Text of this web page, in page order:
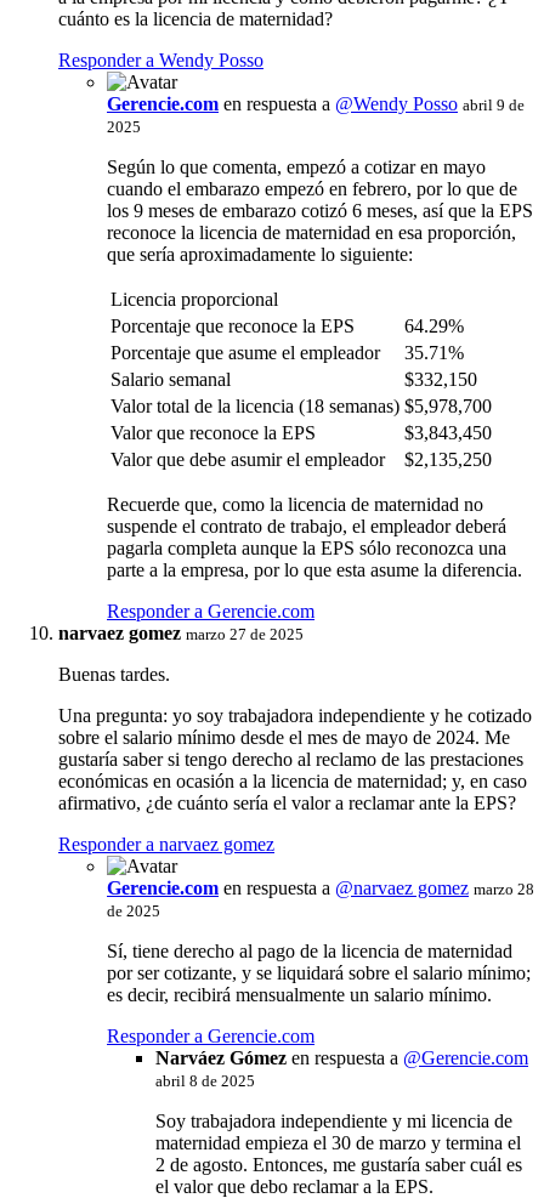
cuánto es la licencia de maternidad?
Responder a Wendy Posso
Gerencie.com en respuesta a @Wendy Posso abril 9 de
2025
Según lo que comenta, empezó a cotizar en mayo
cuando el embarazo empezó en febrero, por lo que de
los 9 meses de embarazo cotizó 6 meses, así que la EPS
reconoce la licencia de maternidad en esa proporción,
que sería aproximadamente lo siguiente:
Licencia proporcional
Porcentaje que reconoce la EPS
64.29%
Porcentaje que asume el empleador
35.71%
Salario semanal
$332,150
Valor total de la licencia (18 semanas) $5,978,700
Valor que reconoce la EPS
$3,843,450
Valor que debe asumir el empleador
$2,135,250
Recuerde que, como la licencia de maternidad no
suspende el contrato de trabajo, el empleador deberá
pagarla completa aunque la EPS sólo reconozca una
parte a la empresa, por lo que esta asume la diferencia.
Responder a Gerencie.com
narvaez gomez marzo 27 de 2025
Buenas tardes.
Una pregunta: yo soy trabajadora independiente y he cotizado
sobre el salario mínimo desde el mes de mayo de 2024. Me
gustaría saber si tengo derecho al reclamo de las prestaciones
económicas en ocasión a la licencia de maternidad; y, en caso
afirmativo, ¿de cuánto sería el valor a reclamar ante la EPS?
Responder a narvaez gomez
Gerencie.com en respuesta a @narvaez gomez marzo 28
de 2025
Sí, tiene derecho al pago de la licencia de maternidad
por ser cotizante, y se liquidará sobre el salario mínimo;
es decir, recibirá mensualmente un salario mínimo.
Responder a Gerencie.com
Narváez Gómez en respuesta a @Gerencie.com
abril 8 de 2025
Soy trabajadora independiente y mi licencia de
maternidad empieza el 30 de marzo y termina el
2 de agosto. Entonces, me gustaría saber cuál es
el valor que debo reclamar a la EPS.